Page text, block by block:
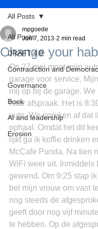
All Posts
DRAFT 4.0
Contradiction and
Governance
Boek
AI and leadership
Erosion
All Posts
Change your
mpgoede
Jun 7, 2013 2 min read
Op 27 mei moet mijn
garage voor service.
mij op bij de garage. We
haar afspraak. Het is
auto. We spreken af dat
ophaal. Omdat het dit
lijkt ga ik koffie drinken
McCafe Punda. Na tien
WiFi weer uit. Inmiddels
gewend. Om 9:25 stap
bel mijn vrouw om vast
nog steeds de
geeft door nog vijf
te hebben. Op de